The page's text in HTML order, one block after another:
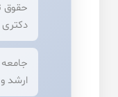
حقوق
دکتری
ارشد